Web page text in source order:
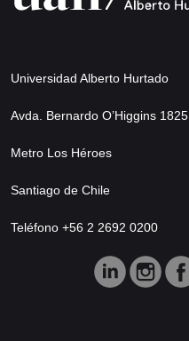
Universidad Alberto Hurtado
Avda. Bernardo O’Higgins 1825
Metro Los Héroes
Santiago de Chile
Teléfono +56 2 2692 0200